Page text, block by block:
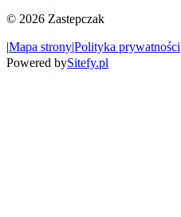
© 2026 Zastepczak
Mapa stronyPolityka prywatności
Powered bySitefy.pl